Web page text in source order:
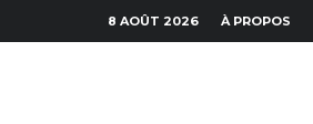
8 AOÛT 2026 À PROPOS